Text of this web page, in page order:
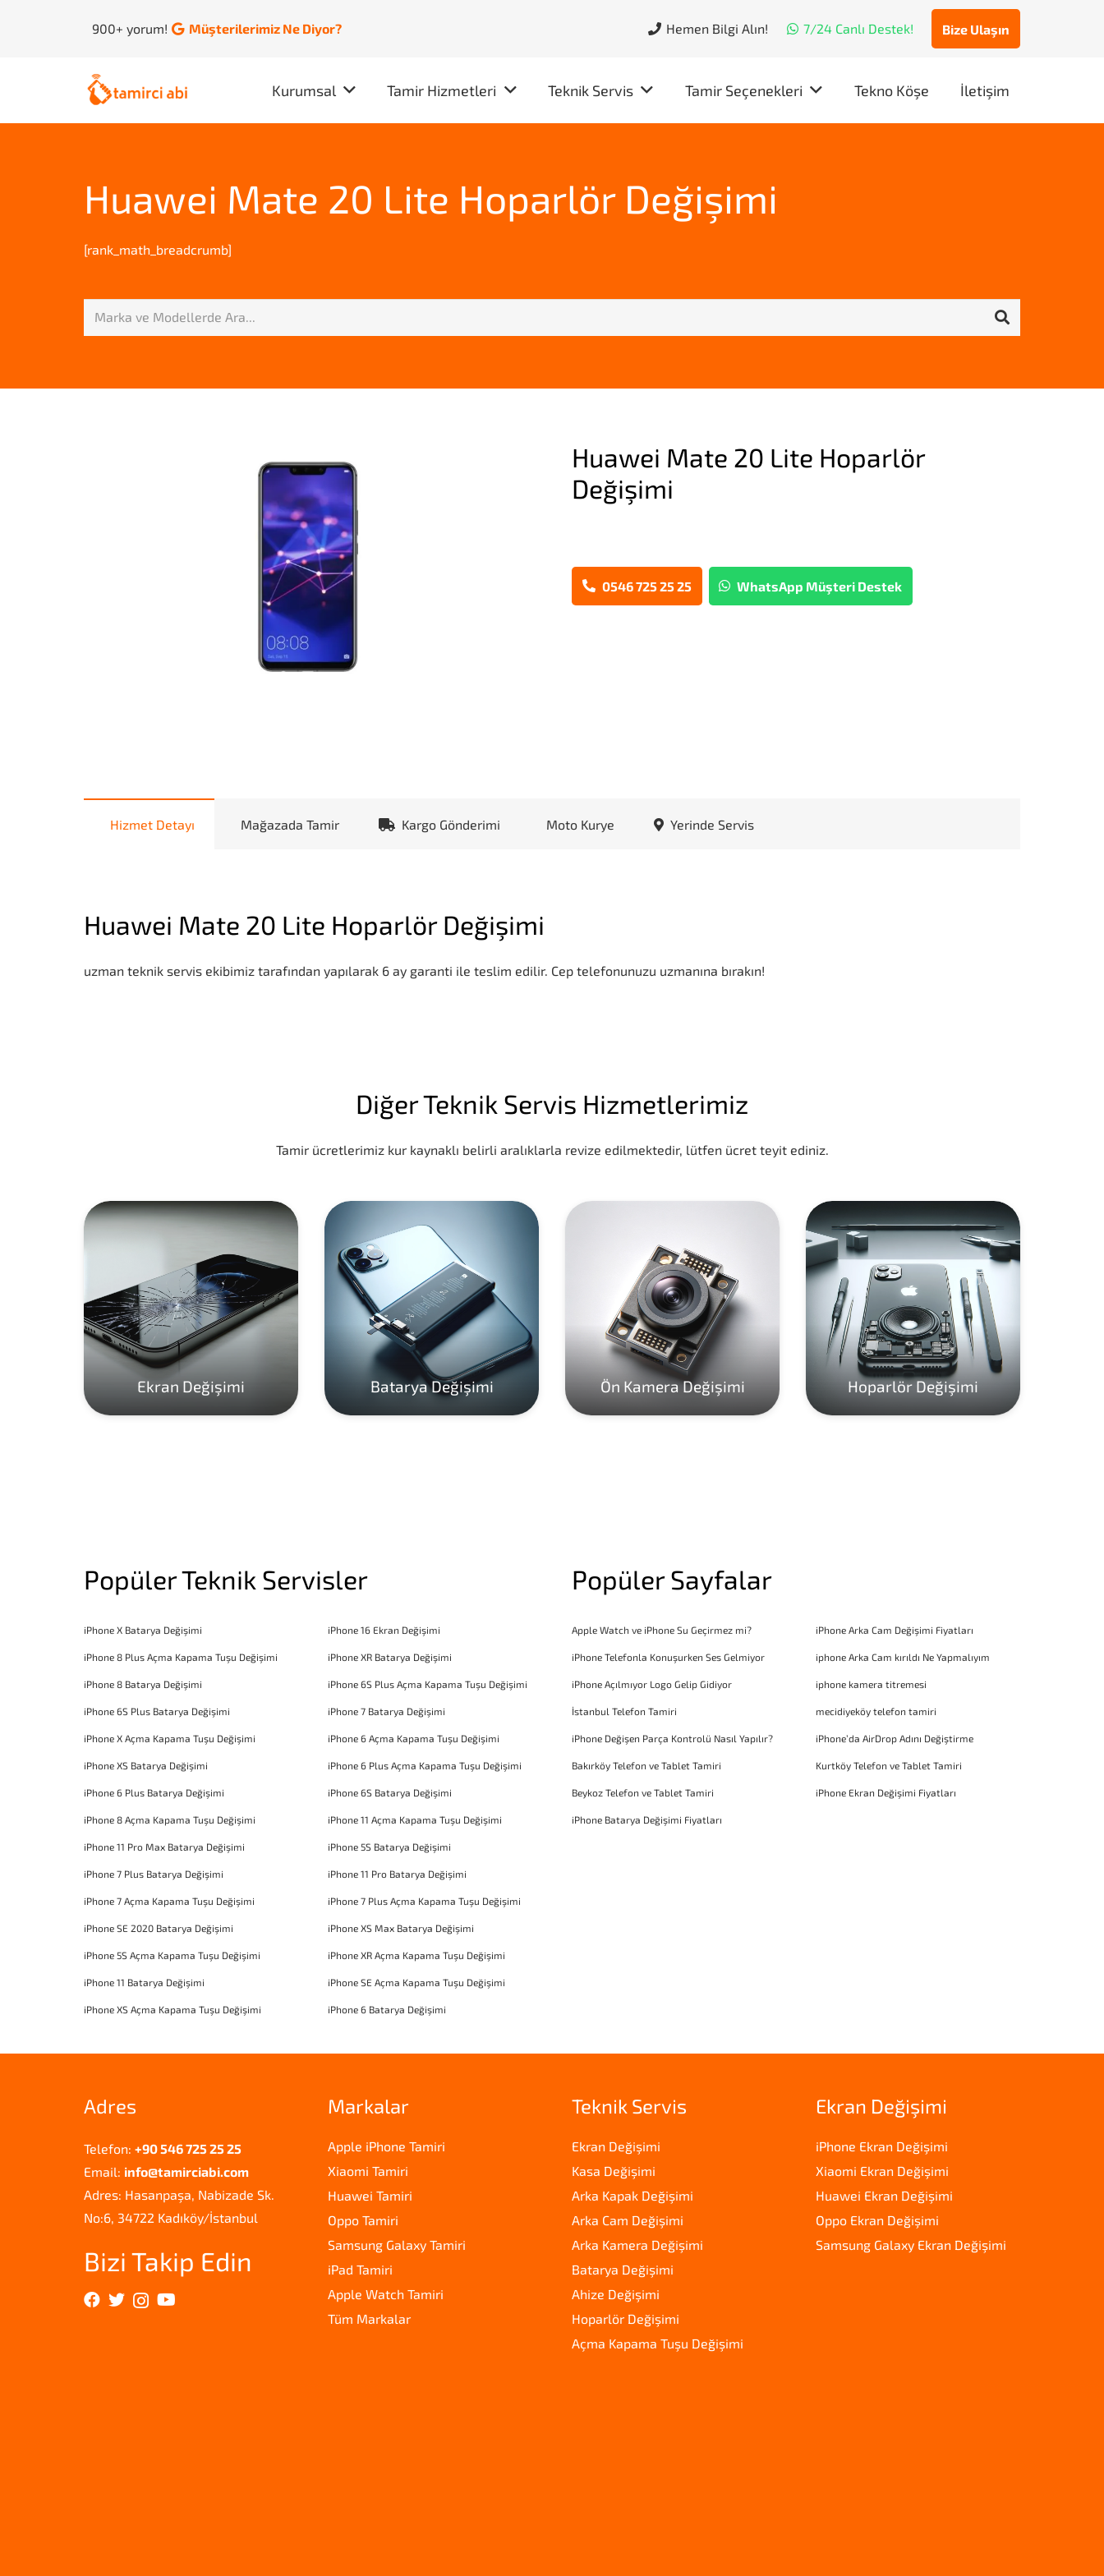
900+ yorum! Müşterilerimiz Ne Diyor? Hemen Bilgi Alın! 7/24 Canlı Destek! Bize Ulaşın
Kurumsal Tamir Hizmetleri Teknik Servis Tamir Seçenekleri Tekno Köşe İletişim
Huawei Mate 20 Lite Hoparlör Değişimi
[rank_math_breadcrumb]
Huawei Mate 20 Lite Hoparlör
Değişimi
0546 725 25 25 WhatsApp Müşteri Destek
Hizmet Detayı Mağazada Tamir Kargo Gönderimi Moto Kurye Yerinde Servis
Huawei Mate 20 Lite Hoparlör Değişimi
uzman teknik servis ekibimiz tarafından yapılarak 6 ay garanti ile teslim edilir. Cep telefonunuzu uzmanına bırakın!
Diğer Teknik Servis Hizmetlerimiz
Tamir ücretlerimiz kur kaynaklı belirli aralıklarla revize edilmektedir, lütfen ücret teyit ediniz.
Ekran Değişimi Batarya Değişimi Ön Kamera Değişimi Hoparlör Değişimi
Popüler Teknik Servisler
iPhone X Batarya Değişimi iPhone 16 Ekran Değişimi
iPhone 8 Plus Açma Kapama Tuşu Değişimi iPhone XR Batarya Değişimi
iPhone 8 Batarya Değişimi iPhone 6S Plus Açma Kapama Tuşu Değişimi
iPhone 6S Plus Batarya Değişimi iPhone 7 Batarya Değişimi
iPhone X Açma Kapama Tuşu Değişimi iPhone 6 Açma Kapama Tuşu Değişimi
iPhone XS Batarya Değişimi iPhone 6 Plus Açma Kapama Tuşu Değişimi
iPhone 6 Plus Batarya Değişimi iPhone 6S Batarya Değişimi
iPhone 8 Açma Kapama Tuşu Değişimi iPhone 11 Açma Kapama Tuşu Değişimi
iPhone 11 Pro Max Batarya Değişimi iPhone 5S Batarya Değişimi
iPhone 7 Plus Batarya Değişimi iPhone 11 Pro Batarya Değişimi
iPhone 7 Açma Kapama Tuşu Değişimi iPhone 7 Plus Açma Kapama Tuşu Değişimi
iPhone SE 2020 Batarya Değişimi iPhone XS Max Batarya Değişimi
iPhone 5S Açma Kapama Tuşu Değişimi iPhone XR Açma Kapama Tuşu Değişimi
iPhone 11 Batarya Değişimi iPhone SE Açma Kapama Tuşu Değişimi
iPhone XS Açma Kapama Tuşu Değişimi iPhone 6 Batarya Değişimi
Popüler Sayfalar
Apple Watch ve iPhone Su Geçirmez mi? iPhone Arka Cam Değişimi Fiyatları
iPhone Telefonla Konuşurken Ses Gelmiyor iphone Arka Cam kırıldı Ne Yapmalıyım
iPhone Açılmıyor Logo Gelip Gidiyor iphone kamera titremesi
İstanbul Telefon Tamiri mecidiyeköy telefon tamiri
iPhone Değişen Parça Kontrolü Nasıl Yapılır? iPhone’da AirDrop Adını Değiştirme
Bakırköy Telefon ve Tablet Tamiri Kurtköy Telefon ve Tablet Tamiri
Beykoz Telefon ve Tablet Tamiri iPhone Ekran Değişimi Fiyatları
iPhone Batarya Değişimi Fiyatları
Adres
Telefon: +90 546 725 25 25
Email: info@tamirciabi.com
Adres: Hasanpaşa, Nabizade Sk.
No:6, 34722 Kadıköy/İstanbul
Bizi Takip Edin
Markalar
Apple iPhone Tamiri
Xiaomi Tamiri
Huawei Tamiri
Oppo Tamiri
Samsung Galaxy Tamiri
iPad Tamiri
Apple Watch Tamiri
Tüm Markalar
Teknik Servis
Ekran Değişimi
Kasa Değişimi
Arka Kapak Değişimi
Arka Cam Değişimi
Arka Kamera Değişimi
Batarya Değişimi
Ahize Değişimi
Hoparlör Değişimi
Açma Kapama Tuşu Değişimi
Ekran Değişimi
iPhone Ekran Değişimi
Xiaomi Ekran Değişimi
Huawei Ekran Değişimi
Oppo Ekran Değişimi
Samsung Galaxy Ekran Değişimi